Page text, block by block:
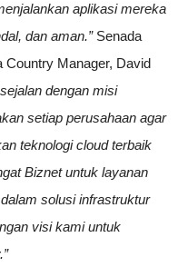
aplikasi mereka
dan aman.”Senada
Country Manager, David
dengan misi
setiap perusahaan agar
teknologi cloud terbaik
Biznet untuk layanan
solusi infrastruktur
visi kami untuk